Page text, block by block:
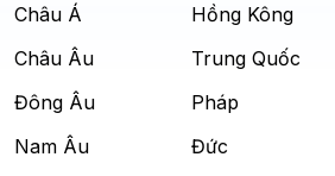
Châu Á
Châu Âu
Đông Âu
Nam Âu
Hồng Kông
Trung Quốc
Pháp
Đức